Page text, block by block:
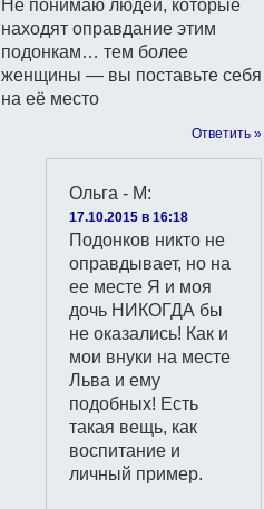
Не понимаю людей, которые
находят оправдание этим
подонкам… тем более
женщины — вы поставьте себя
на её место
Ответить »
Ольга - М:
17.10.2015 в 16:18
Подонков никто не
оправдывает, но на
ее месте Я и моя
дочь НИКОГДА бы
не оказались! Как и
мои внуки на месте
Льва и ему
подобных! Есть
такая вещь, как
воспитание и
личный пример.